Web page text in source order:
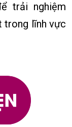
trải nghiệm
trong lĩnh vực